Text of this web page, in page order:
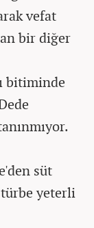
vefat
bir diğer
bitiminde
süt
yeterli